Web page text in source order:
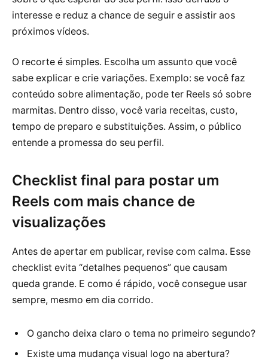
interesse e reduz a chance de seguir e assistir aos
próximos vídeos.
O recorte é simples. Escolha um assunto que você
sabe explicar e crie variações. Exemplo: se você faz
conteúdo sobre alimentação, pode ter Reels só sobre
marmitas. Dentro disso, você varia receitas, custo,
tempo de preparo e substituições. Assim, o público
entende a promessa do seu perfil.
Checklist final para postar um
Reels com mais chance de
visualizações
Antes de apertar em publicar, revise com calma. Esse
checklist evita “detalhes pequenos” que causam
queda grande. E como é rápido, você consegue usar
sempre, mesmo em dia corrido.
O gancho deixa claro o tema no primeiro segundo?
Existe uma mudança visual logo na abertura?